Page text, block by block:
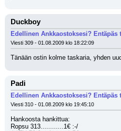
Duckboy
Edellinen Ankkaostoksesi? Entäpäs
Viesti 309 - 01.08.2009 klo 18:22:09
Tänään ostin kolme taskaria, yhden
Padi
Edellinen Ankkaostoksesi? Entäpäs
Viesti 310 - 01.08.2009 klo 19:45:10
Hankoosta hankittua:
Ropsu 313............1€ :-/